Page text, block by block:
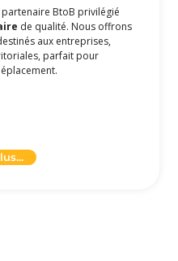
BtoB privilégié
de qualité. Nous offrons
aux entreprises,
parfait pour
sacs en papier, des sacs